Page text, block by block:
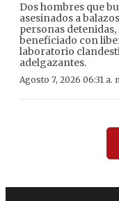
Dos hombres que
asesinados a
personas
beneficiado con
laboratorio
adelgazantes.
Agosto 7, 2026 06:31 a.